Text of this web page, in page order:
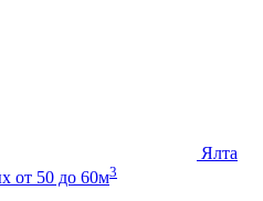
Ялта
от 50 до 60м3